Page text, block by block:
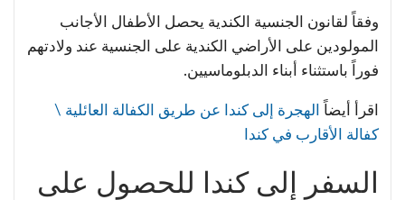
وفقاً لقانون الجنسية الكندية يحصل الأطفال الأجانب
المولودين على الأراضي الكندية على الجنسية عند ولادتهم
فوراً باستثناء أبناء الدبلوماسيين.
اقرأ أيضاً
الهجرة إلى كندا عن طريق الكفالة العائلية \
كفالة الأقارب في كندا
السفر إلى كندا للحصول على